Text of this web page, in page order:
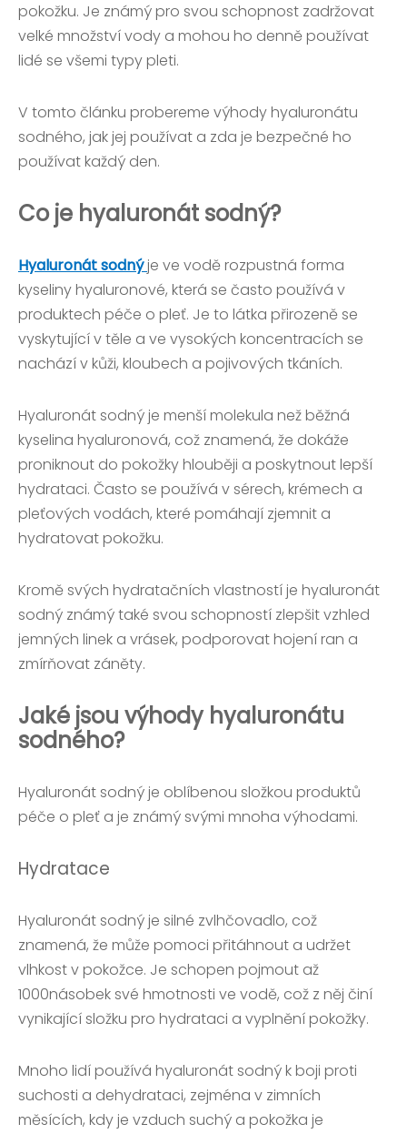
pokožku. Je známý pro svou schopnost zadržovat
velké množství vody a mohou ho denně používat
lidé se všemi typy pleti.
V tomto článku probereme výhody hyaluronátu
sodného, ​​jak jej používat a zda je bezpečné ho
používat každý den.
Co je hyaluronát sodný?
Hyaluronát sodnýje ve vodě rozpustná forma
kyseliny hyaluronové, která se často používá v
produktech péče o pleť. Je to látka přirozeně se
vyskytující v těle a ve vysokých koncentracích se
nachází v kůži, kloubech a pojivových tkáních.
Hyaluronát sodný je menší molekula než běžná
kyselina hyaluronová, což znamená, že dokáže
proniknout do pokožky hlouběji a poskytnout lepší
hydrataci. Často se používá v sérech, krémech a
pleťových vodách, které pomáhají zjemnit a
hydratovat pokožku.
Kromě svých hydratačních vlastností je hyaluronát
sodný známý také svou schopností zlepšit vzhled
jemných linek a vrásek, podporovat hojení ran a
zmírňovat záněty.
Jaké jsou výhody hyaluronátu
sodného?
Hyaluronát sodný je oblíbenou složkou produktů
péče o pleť a je známý svými mnoha výhodami.
Hydratace
Hyaluronát sodný je silné zvlhčovadlo, což
znamená, že může pomoci přitáhnout a udržet
vlhkost v pokožce. Je schopen pojmout až
1000násobek své hmotnosti ve vodě, což z něj činí
vynikající složku pro hydrataci a vyplnění pokožky.
Mnoho lidí používá hyaluronát sodný k boji proti
suchosti a dehydrataci, zejména v zimních
měsících, kdy je vzduch suchý a pokožka je